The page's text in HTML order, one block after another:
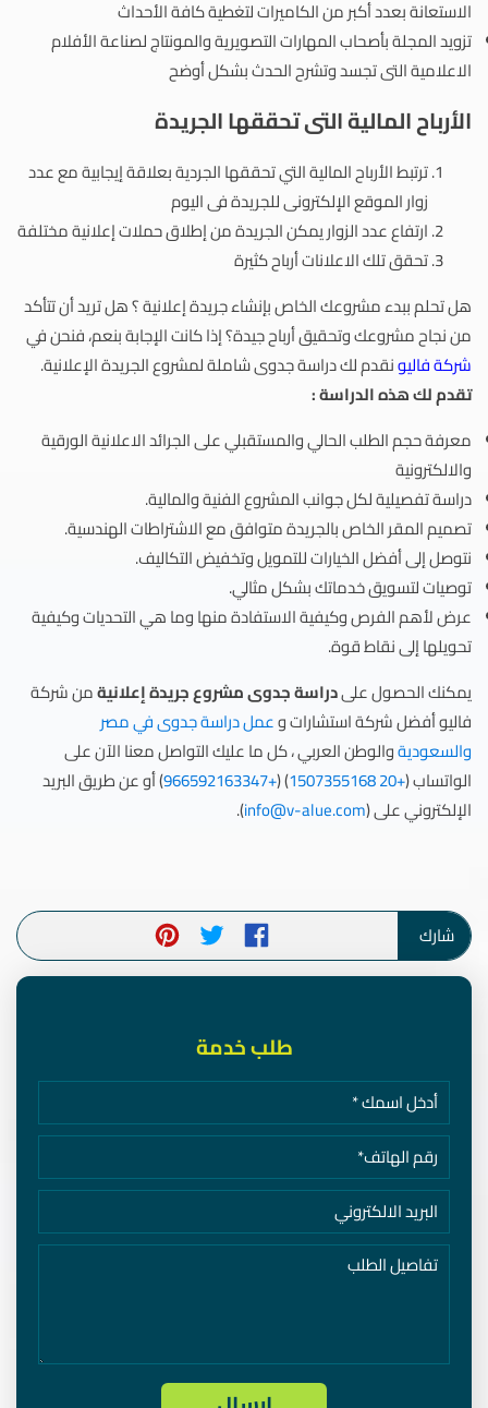
الاستعانة بعدد أكبر من الكاميرات لتغطية كافة الأحداث
تزويد المجلة بأصحاب المهارات التصويرية والمونتاج لصناعة الأفلام
الاعلامية التى تجسد وتشرح الحدث بشكل أوضح
الأرباح المالية التى تحققها الجريدة
ترتبط الأرباح المالية التي تحققها الجردية بعلاقة إيجابية مع عدد
زوار الموقع الإلكترونى للجريدة فى اليوم
ارتفاع عدد الزوار يمكن الجريدة من إطلاق حملات إعلانية مختلفة
تحقق تلك الاعلانات أرباح كثيرة
هل تحلم ببدء مشروعك الخاص بإنشاء جريدة إعلانية ؟ هل تريد أن تتأكد
من نجاح مشروعك وتحقيق أرباح جيدة؟ إذا كانت الإجابة بنعم، فنحن في
شركة فاليونقدم لك دراسة جدوى شاملة لمشروع الجريدة الإعلانية.
تقدم لك هذه الدراسة :
معرفة حجم الطلب الحالي والمستقبلي على الجرائد الاعلانية الورقية
والالكترونية
دراسة تفصيلية لكل جوانب المشروع الفنية والمالية.
تصميم المقر الخاص بالجريدة متوافق مع الاشتراطات الهندسية.
نتوصل إلى أفضل الخيارات للتمويل وتخفيض التكاليف.
توصيات لتسويق خدماتك بشكل مثالي.
عرض لأهم الفرص وكيفية الاستفادة منها وما هي التحديات وكيفية
تحويلها إلى نقاط قوة.
يمكنك الحصول علىدراسة جدوى مشروع جريدة إعلانيةمن شركة
فاليو أفضل شركة استشارات وعمل دراسة جدوى في مصر
والسعوديةوالوطن العربي ، كل ما عليك التواصل معنا الآن على
الواتساب (+20 1507355168
) (
+966592163347
) أو عن طريق البريد
الإلكتروني على (info@v-alue.com
).
شارك
طلب خدمة